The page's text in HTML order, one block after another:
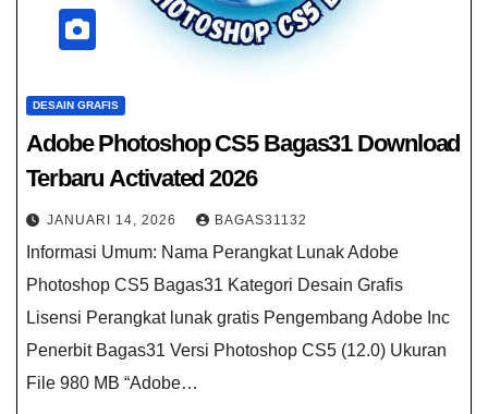
DESAIN GRAFIS
Adobe Photoshop CS5 Bagas31​ Download
Terbaru Activated 2026
JANUARI 14, 2026 BAGAS31132
Informasi Umum: Nama Perangkat Lunak Adobe
Photoshop CS5 Bagas31 Kategori Desain Grafis
Lisensi Perangkat lunak gratis Pengembang Adobe Inc
Penerbit Bagas31 Versi Photoshop CS5 (12.0) Ukuran
File 980 MB “Adobe…